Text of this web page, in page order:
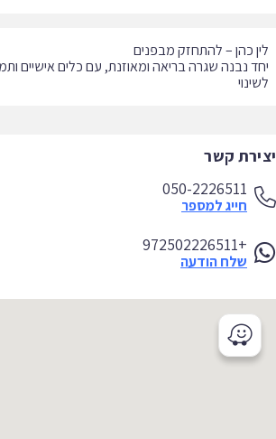
נבנה שגרה בריאה ומאוזנת, עם כלים אישיים
קשר
050-2226511
חייג למספר
+972502226511
שלח הודעה